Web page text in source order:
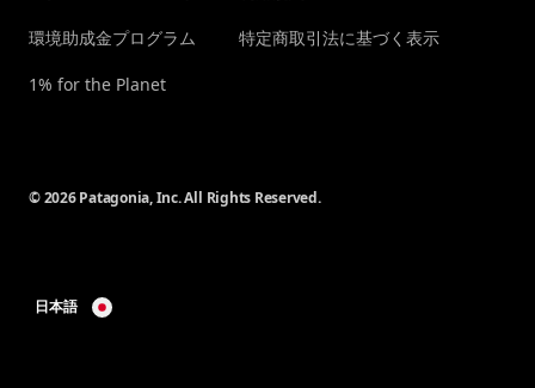
環境助成金プログラム
1% for the Planet
特定商取引法に基づく表示
© 2026 Patagonia, Inc. All Rights Reserved.
日本語